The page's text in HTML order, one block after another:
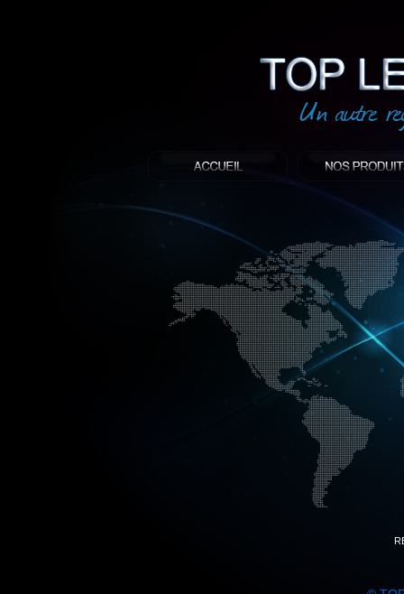
: Top led world
Produit décoratif led
Objet publicitaire led
éclairage blanc led
Enseigne publicitaire
Fabriquant et distributeur français
gamme à base de LED.
led, Topledworld, top led world, top
économie énergie, edf, lumière,